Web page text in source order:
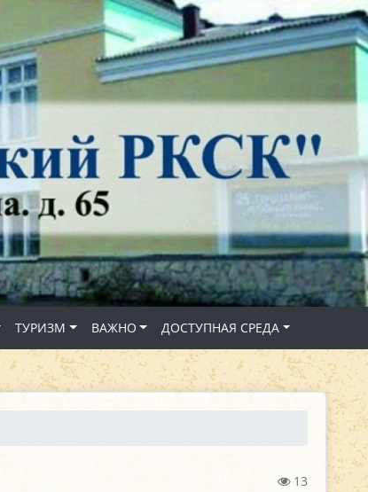
ТУРИЗМ ВАЖНО ДОСТУПНАЯ СРЕДА
13